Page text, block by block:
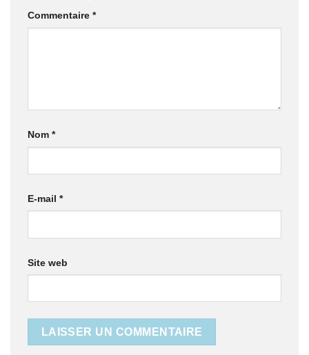
Commentaire *
Nom *
E-mail *
Site web